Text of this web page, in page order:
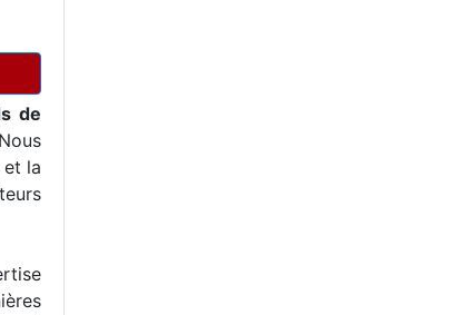
de
la